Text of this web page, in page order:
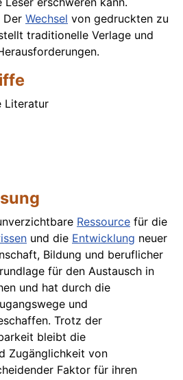
Der Wechsel von gedruckten zu
traditionelle Verlage und
Literatur
Ressource für die
und die Entwicklung neuer
Bildung und beruflicher
für den Austausch in
und hat durch die
und
Trotz der
bleibt die
Zugänglichkeit von
Faktor für ihren